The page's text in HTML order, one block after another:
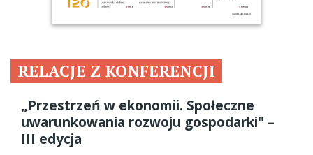
RELACJE Z KONFERENCJI
„Przestrzeń w ekonomii. Społeczne
uwarunkowania rozwoju gospodarki" –
III edycja